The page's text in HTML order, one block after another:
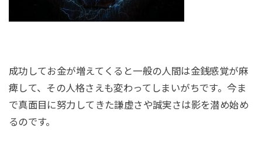
成功してお金が増えてくると一般の人間は金銭感覚が麻
痺して、その人格さえも変わってしまいがちです。今ま
で真面目に努力してきた謙虚さや誠実さは影を潜め始め
るのです。